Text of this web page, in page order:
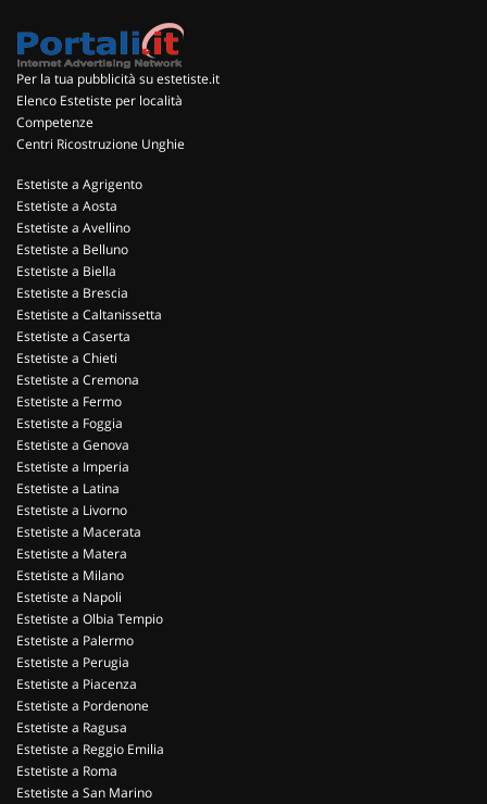
Per la tua pubblicità su estetiste.it
Elenco Estetiste per località
Competenze
Centri Ricostruzione Unghie
Estetiste a Agrigento
Estetiste a Aosta
Estetiste a Avellino
Estetiste a Belluno
Estetiste a Biella
Estetiste a Brescia
Estetiste a Caltanissetta
Estetiste a Caserta
Estetiste a Chieti
Estetiste a Cremona
Estetiste a Fermo
Estetiste a Foggia
Estetiste a Genova
Estetiste a Imperia
Estetiste a Latina
Estetiste a Livorno
Estetiste a Macerata
Estetiste a Matera
Estetiste a Milano
Estetiste a Napoli
Estetiste a Olbia Tempio
Estetiste a Palermo
Estetiste a Perugia
Estetiste a Piacenza
Estetiste a Pordenone
Estetiste a Ragusa
Estetiste a Reggio Emilia
Estetiste a Roma
Estetiste a San Marino